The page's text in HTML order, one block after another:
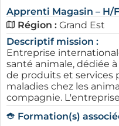
Apprenti Magasin – H/F
Région : Grand Est
Descriptif mission :
Entreprise
santé animale, dédiée
de produits et services
maladies chez les
compagnie.
Formation(s)